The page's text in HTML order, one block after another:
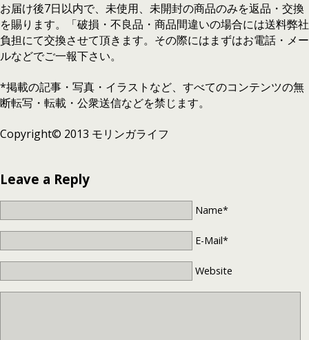
お届け後7日以内で、未使用、未開封の商品のみを返品・交換
を賜ります。「破損・不良品・商品間違いの場合には送料弊社
負担にて交換させて頂きます。その際にはまずはお電話・メー
ルなどでご一報下さい。
*掲載の記事・写真・イラストなど、すべてのコンテンツの無
断転写・転載・公衆送信などを禁じます。
Copyright© 2013 モリンガライフ
Leave a Reply
Name*
E-Mail*
Website